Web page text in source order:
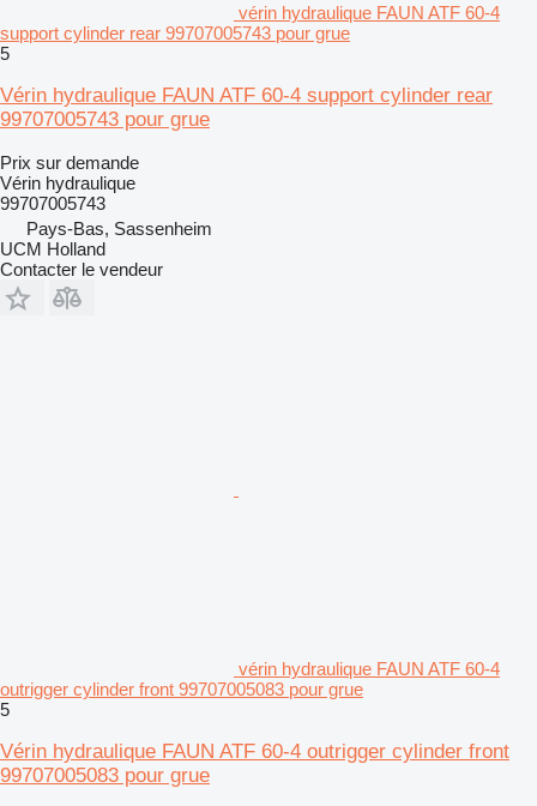
vérin hydraulique FAUN ATF 60-4
support cylinder rear 99707005743 pour grue
5
Vérin hydraulique FAUN ATF 60-4 support cylinder rear
99707005743 pour grue
Prix sur demande
Vérin hydraulique
99707005743
Pays-Bas, Sassenheim
UCM Holland
Contacter le vendeur
vérin hydraulique FAUN ATF 60-4
outrigger cylinder front 99707005083 pour grue
5
Vérin hydraulique FAUN ATF 60-4 outrigger cylinder front
99707005083 pour grue